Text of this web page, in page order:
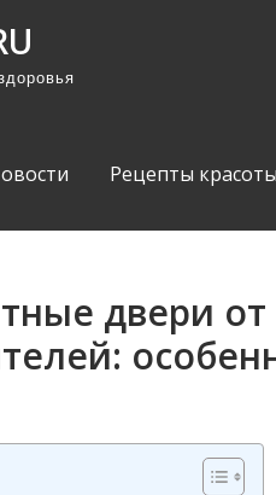
Рецепты красоты
двери